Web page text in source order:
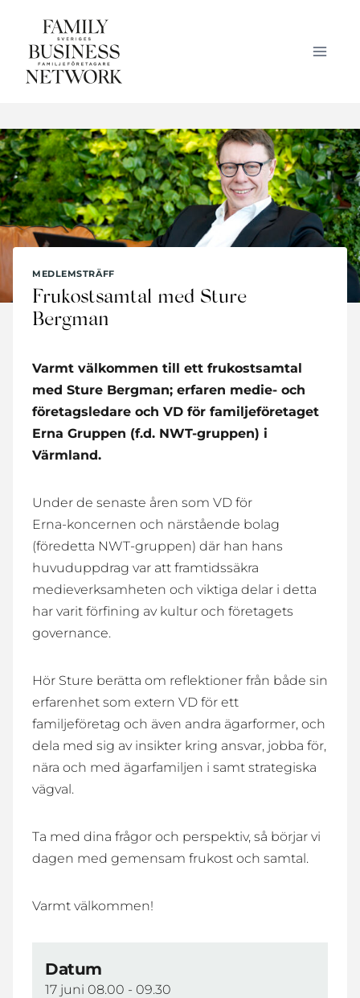
content
MEDLEMSTRÄFF
Frukostsamtal med Sture
Bergman
Varmt välkommen till ett frukostsamtal
med Sture Bergman; erfaren medie‑ och
företagsledare och VD för familjeföretaget
Erna Gruppen (f.d. NWT-gruppen) i
Värmland.
Under de senaste åren som VD för
Erna‑koncernen och närstående bolag
(föredetta NWT-gruppen) där han hans
huvuduppdrag var att framtidssäkra
medieverksamheten och viktiga delar i detta
har varit förfining av kultur och företagets
governance.
Hör Sture berätta om reflektioner från både sin
erfarenhet som extern VD för ett
familjeföretag och även andra ägarformer, och
dela med sig av insikter kring ansvar, jobba för,
nära och med ägarfamiljen i samt strategiska
vägval.
Ta med dina frågor och perspektiv, så börjar vi
dagen med gemensam frukost och samtal.
Varmt välkommen!
Datum
17 juni 08.00 - 09.30